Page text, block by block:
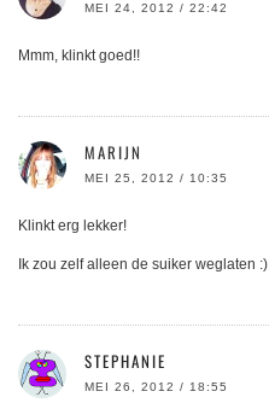
MEI 24, 2012 / 22:42
Mmm, klinkt goed!!
MARIJN
MEI 25, 2012 / 10:35
Klinkt erg lekker!
Ik zou zelf alleen de suiker weglaten :)
STEPHANIE
MEI 26, 2012 / 18:55